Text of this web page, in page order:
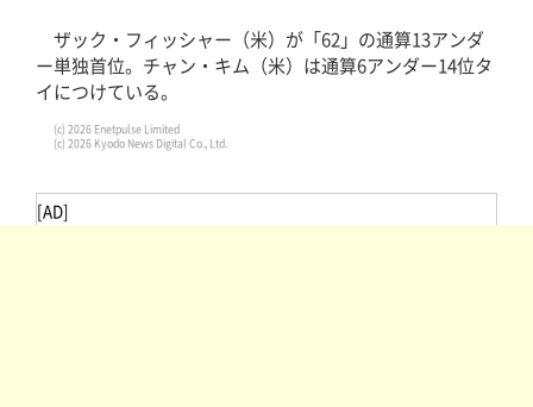
ザック・フィッシャー（米）が「62」の通算13アンダ
ー単独首位。チャン・キム（米）は通算6アンダー14位タ
イにつけている。
(c) 2026 Enetpulse Limited
(c) 2026 Kyodo News Digital Co., Ltd.
[AD]